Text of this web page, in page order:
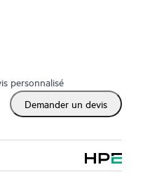
personnalisé
Demander un devis